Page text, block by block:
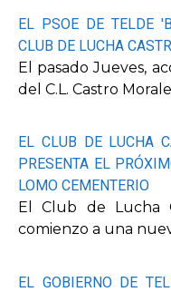
EL PSOE DE TELDE
CLUB DE LUCHA
El pasado Jueves,
del C.L. Castro
EL CLUB DE LUCHA
PRESENTA EL
LOMO CEMENTERIO
El Club de Lucha
comienzo a una
EL GOBIERNO DE